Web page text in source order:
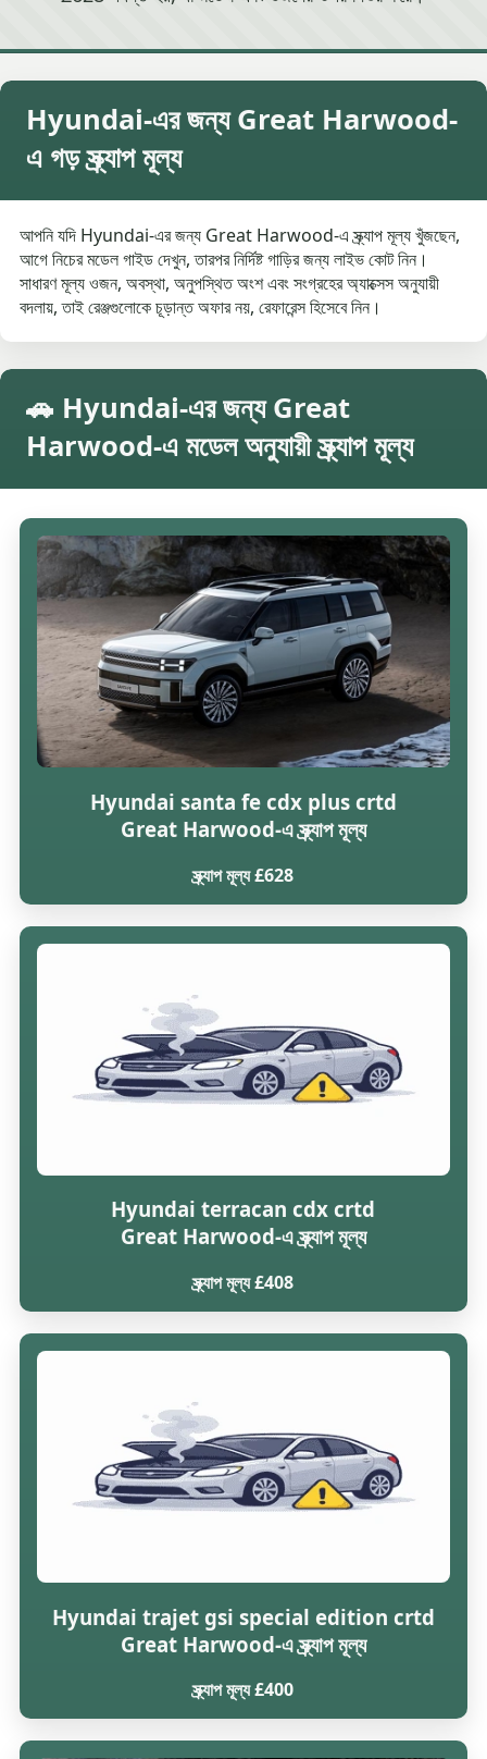
Hyundai-এর জন্য Great Harwood-
এ গড় স্ক্র্যাপ মূল্য
আপনি যদি Hyundai-এর জন্য Great Harwood-এ স্ক্র্যাপ মূল্য খুঁজছেন,
আগে নিচের মডেল গাইড দেখুন, তারপর নির্দিষ্ট গাড়ির জন্য লাইভ কোট নিন।
সাধারণ মূল্য ওজন, অবস্থা, অনুপস্থিত অংশ এবং সংগ্রহের অ্যাক্সেস অনুযায়ী
বদলায়, তাই রেঞ্জগুলোকে চূড়ান্ত অফার নয়, রেফারেন্স হিসেবে নিন।
🚗 Hyundai-এর জন্য Great
Harwood-এ মডেল অনুযায়ী স্ক্র্যাপ মূল্য
Hyundai santa fe cdx plus crtd
Great Harwood-এ স্ক্র্যাপ মূল্য
স্ক্র্যাপ মূল্য £628
Hyundai terracan cdx crtd
Great Harwood-এ স্ক্র্যাপ মূল্য
স্ক্র্যাপ মূল্য £408
Hyundai trajet gsi special edition crtd
Great Harwood-এ স্ক্র্যাপ মূল্য
স্ক্র্যাপ মূল্য £400